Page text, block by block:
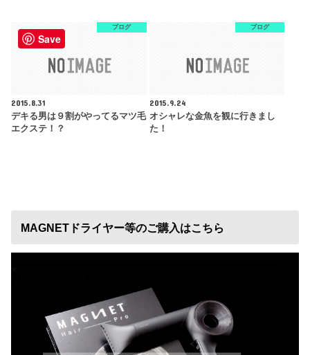
ブログ
2015.8.31
デキる男は９割がやってるマツ毛
エクステ！？
ブログ
2015.9.24
オシャレな金魚を観に行きまし
た！
MAGNETドライヤー等のご購入はこちら
Save